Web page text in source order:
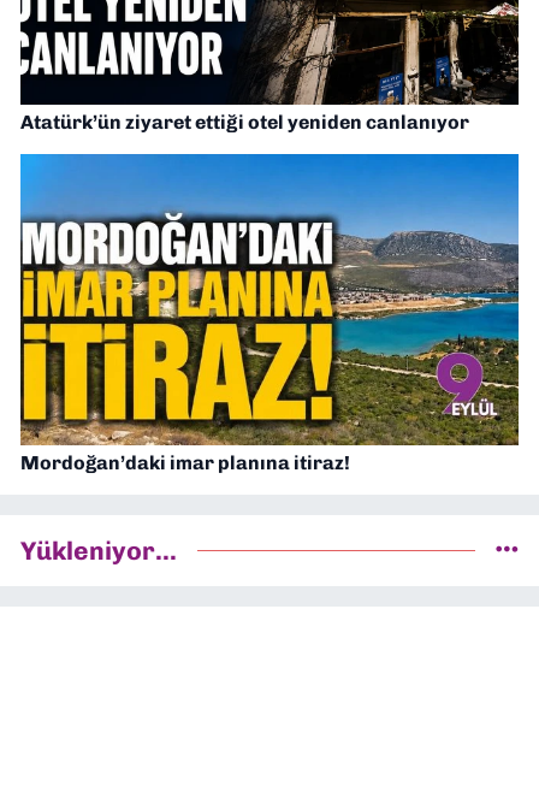
Atatürk’ün ziyaret ettiği otel yeniden canlanıyor
Mordoğan’daki imar planına itiraz!
Yükleniyor...